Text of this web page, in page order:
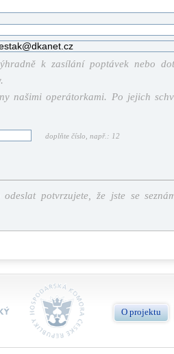
k zasílání poptávek nebo
našimi operátorkami. Po jejich
doplňte číslo, např.: 12
potvrzujete, že jste se
O projektu